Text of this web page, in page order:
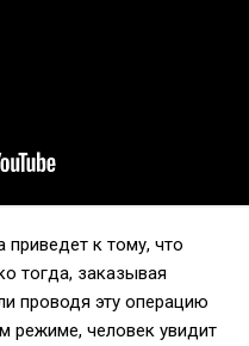
к тому, что
тогда, заказывая
проводя эту операцию
режиме, человек увидит